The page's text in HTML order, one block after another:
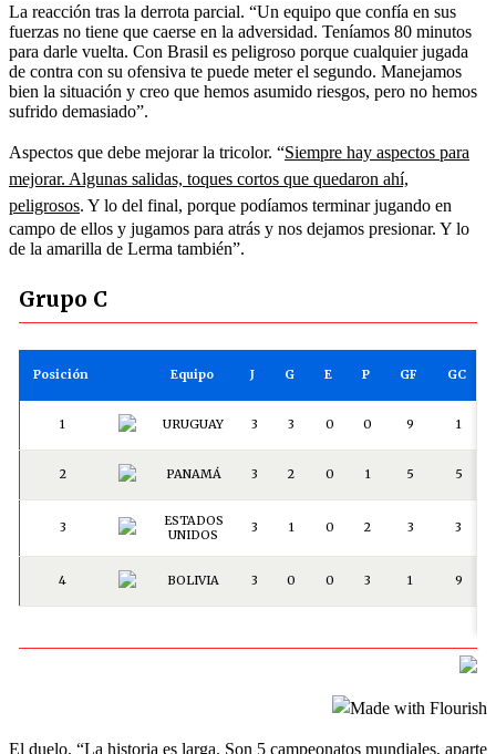
La reacción tras la derrota parcial. “Un equipo que confía en sus
fuerzas no tiene que caerse en la adversidad. Teníamos 80 minutos
para darle vuelta. Con Brasil es peligroso porque cualquier jugada
de contra con su ofensiva te puede meter el segundo. Manejamos
bien la situación y creo que hemos asumido riesgos, pero no hemos
sufrido demasiado”.
Aspectos que debe mejorar la tricolor. “Siempre hay aspectos para
mejorar. Algunas salidas, toques cortos que quedaron ahí,
peligrosos. Y lo del final, porque podíamos terminar jugando en
campo de ellos y jugamos para atrás y nos dejamos presionar. Y lo
de la amarilla de Lerma también”.
El duelo. “La historia es larga. Son 5 campeonatos mundiales, aparte